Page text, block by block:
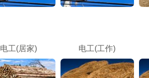
电工(居家) 电工(工作)